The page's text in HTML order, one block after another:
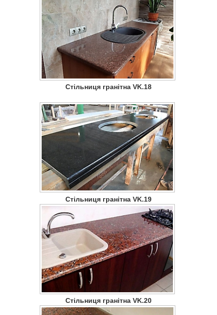
Стільниця гранітна VK.18
Стільниця гранітна VK.19
Стільниця гранітна VK.20